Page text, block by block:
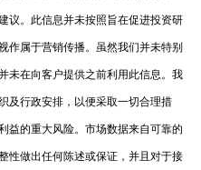
议。此信息并未按照旨在促进投资研
作属于营销传播。虽然我们并未特别
未在向客户提供之前利用此信息。我
及行政安排，以便采取一切合理措
益的重大风险。市场数据来自可靠的
性做出任何陈述或保证，并且对于接